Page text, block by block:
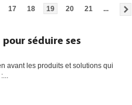
17 18 19 20 21 ...
pour séduire ses
avant les produits et solutions qui